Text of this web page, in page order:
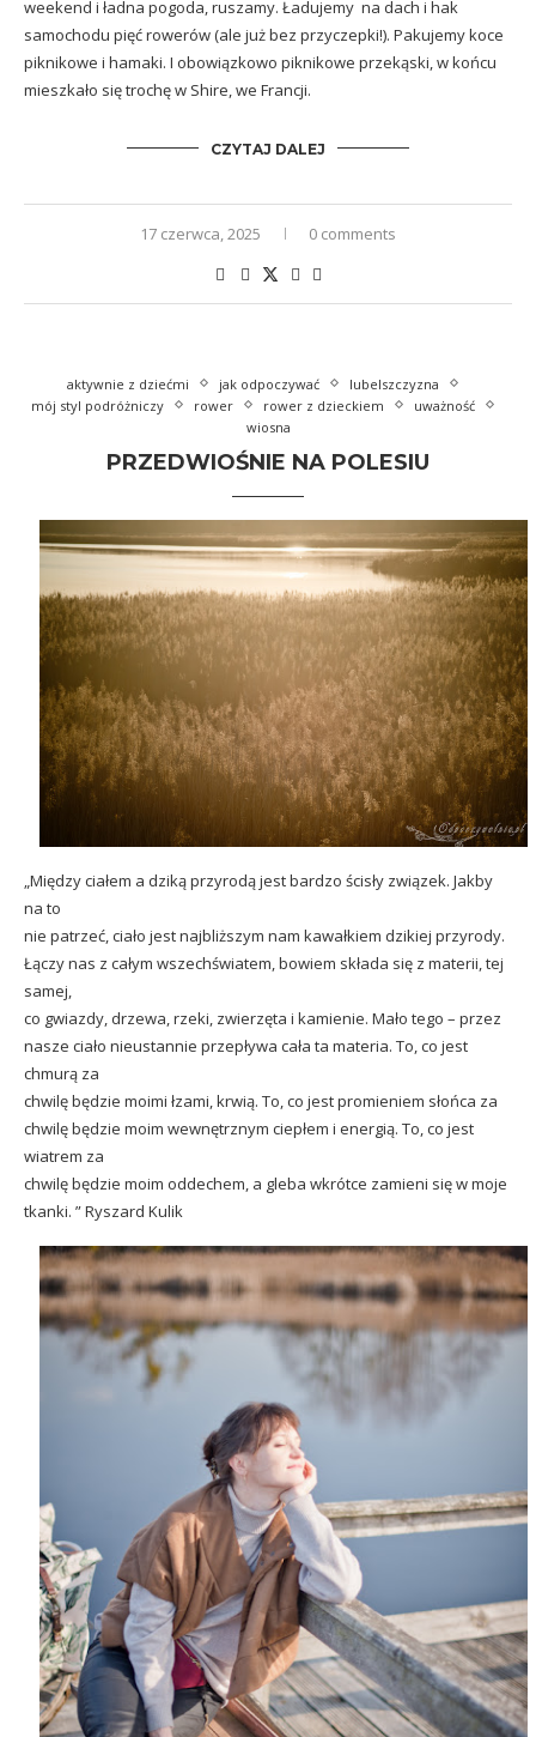
weekend i ładna pogoda, ruszamy. Ładujemy na dach i hak
samochodu pięć rowerów (ale już bez przyczepki!). Pakujemy koce
piknikowe i hamaki. I obowiązkowo piknikowe przekąski, w końcu
mieszkało się trochę w Shire, we Francji.
CZYTAJ DALEJ
17 czerwca, 2025 0 comments
aktywnie z dziećmi jak odpoczywać
lubelszczyzna
mój styl podróżniczy
rower rower z dzieckiem
uważność
wiosna
PRZEDWIOŚNIE NA POLESIU
„Między ciałem a dziką przyrodą jest bardzo ścisły związek. Jakby
na to
nie patrzeć, ciało jest najbliższym nam kawałkiem dzikiej przyrody.
Łączy nas z całym wszechświatem, bowiem składa się z materii, tej
samej,
co gwiazdy, drzewa, rzeki, zwierzęta i kamienie. Mało tego – przez
nasze ciało nieustannie przepływa cała ta materia. To, co jest
chmurą za
chwilę będzie moimi łzami, krwią. To, co jest promieniem słońca za
chwilę będzie moim wewnętrznym ciepłem i energią. To, co jest
wiatrem za
chwilę będzie moim oddechem, a gleba wkrótce zamieni się w moje
tkanki. ” Ryszard Kulik